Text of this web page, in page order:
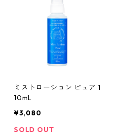
ミストローション ピュア 1
10mL
¥3,080
SOLD OUT